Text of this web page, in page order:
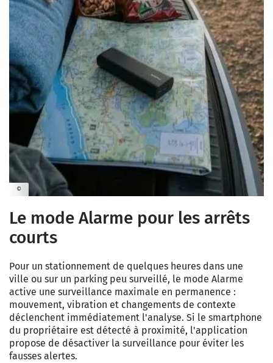
©
Le mode Alarme pour les arrêts
courts
Pour un stationnement de quelques heures dans une
ville ou sur un parking peu surveillé, le mode Alarme
active une surveillance maximale en permanence :
mouvement, vibration et changements de contexte
déclenchent immédiatement l'analyse. Si le smartphone
du propriétaire est détecté à proximité, l'application
propose de désactiver la surveillance pour éviter les
fausses alertes.